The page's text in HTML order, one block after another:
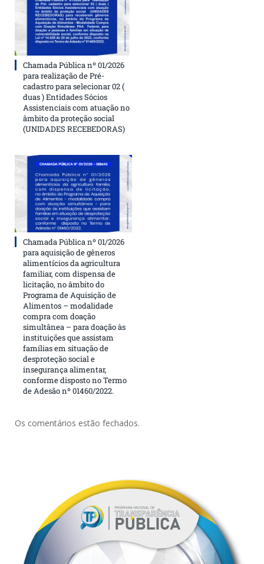
Chamada Pública nº 01/2026
para realização de Pré-
cadastro para selecionar 02 (
duas ) Entidades Sócios
Assistenciais com atuação no
âmbito da proteção social
(UNIDADES RECEBEDORAS)
Chamada Pública nº 01/2026
para aquisição de gêneros
alimentícios da agricultura
familiar, com dispensa de
licitação, no âmbito do
Programa de Aquisição de
Alimentos – modalidade
compra com doação
simultânea – para doação às
instituições que assistam
famílias em situação de
desproteção social e
insegurança alimentar,
conforme disposto no Termo
de Adesão nº 01460/2022.
Os comentários estão fechados.